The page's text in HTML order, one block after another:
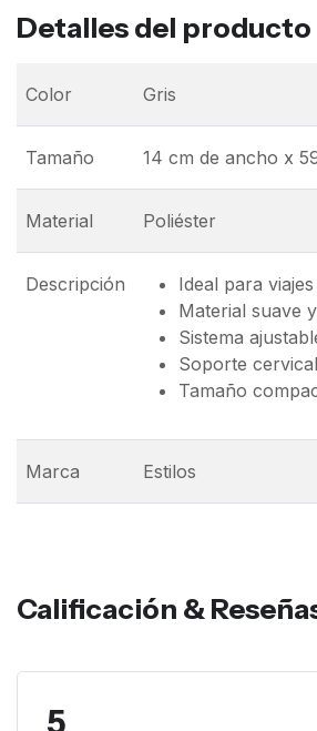
Detalles del producto
Color Gris
Tamaño 14 cm de ancho x
Material Poliéster
Descripción
Ideal para
Material suave
Sistema
Soporte
Tamaño
Marca Estilos
Calificación &
5